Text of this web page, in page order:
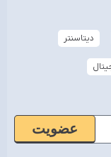
دیتاسنتر
عضویت